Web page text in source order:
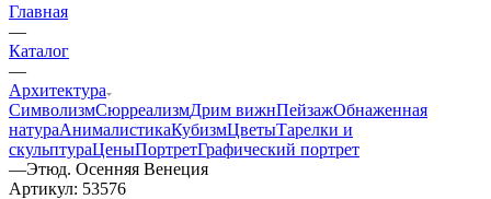
Главная
—
Каталог
—
Архитектура
СимволизмСюрреализмДрим вижнПейзажОбнаженная
натураАнималистикаКубизмЦветыТарелки и
скульптураЦеныПортретГрафический портрет
—Этюд. Осенняя Венеция
Артикул: 53576